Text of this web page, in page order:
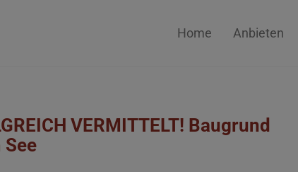
Home Anbieten
VERMITTELT! Baugrund